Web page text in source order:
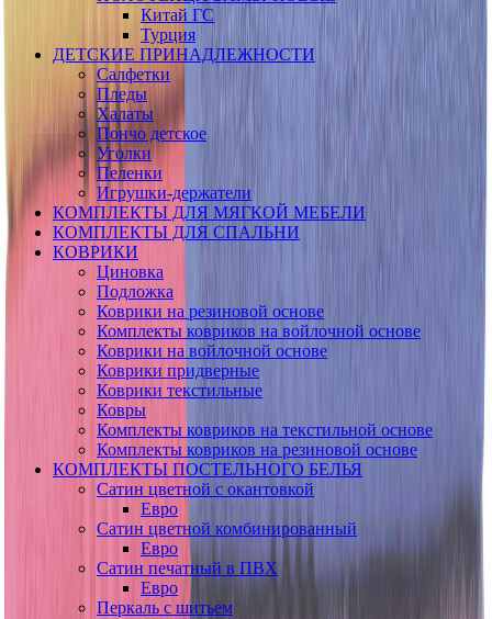
Китай ГС
Турция
ДЕТСКИЕ ПРИНАДЛЕЖНОСТИ
Салфетки
Пледы
Халаты
Пончо детское
Уголки
Пеленки
Игрушки-держатели
КОМПЛЕКТЫ ДЛЯ МЯГКОЙ МЕБЕЛИ
КОМПЛЕКТЫ ДЛЯ СПАЛЬНИ
КОВРИКИ
Циновка
Подложка
Коврики на резиновой основе
Комплекты ковриков на войлочной основе
Коврики на войлочной основе
Коврики придверные
Коврики текстильные
Ковры
Комплекты ковриков на текстильной основе
Комплекты ковриков на резиновой основе
КОМПЛЕКТЫ ПОСТЕЛЬНОГО БЕЛЬЯ
Сатин цветной с окантовкой
Евро
Сатин цветной комбинированный
Евро
Сатин печатный в ПВХ
Евро
Перкаль с шитьем